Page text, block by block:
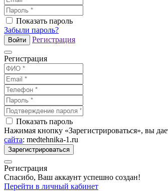
Показать пароль
Забыли пароль?
Войти Регистрация
Регистрация
Показать пароль
Нажимая кнопку «Зарегистрироваться», вы
сайта: medtehnika-1.ru
Зарегистрироваться
Регистрация
Спасибо, Ваш аккаунт успешно создан!
Перейти в личный кабинет